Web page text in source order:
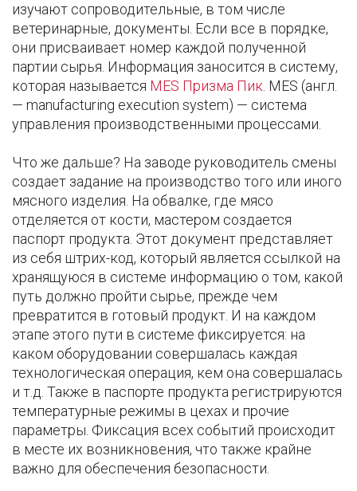
изучают сопроводительные, в том числе
ветеринарные, документы. Если все в порядке,
они присваивает номер каждой полученной
партии сырья. Информация заносится в систему,
которая называется MES Призма Пик. MES (англ.
— manufacturing execution system) — система
управления производственными процессами.
Что же дальше? На заводе руководитель смены
создает задание на производство того или иного
мясного изделия. На обвалке, где мясо
отделяется от кости, мастером создается
паспорт продукта. Этот документ представляет
из себя штрих-код, который является ссылкой на
хранящуюся в системе информацию о том, какой
путь должно пройти сырье, прежде чем
превратится в готовый продукт. И на каждом
этапе этого пути в системе фиксируется: на
каком оборудовании совершалась каждая
технологическая операция, кем она совершалась
и т.д. Также в паспорте продукта регистрируются
температурные режимы в цехах и прочие
параметры. Фиксация всех событий происходит
в месте их возникновения, что также крайне
важно для обеспечения безопасности.